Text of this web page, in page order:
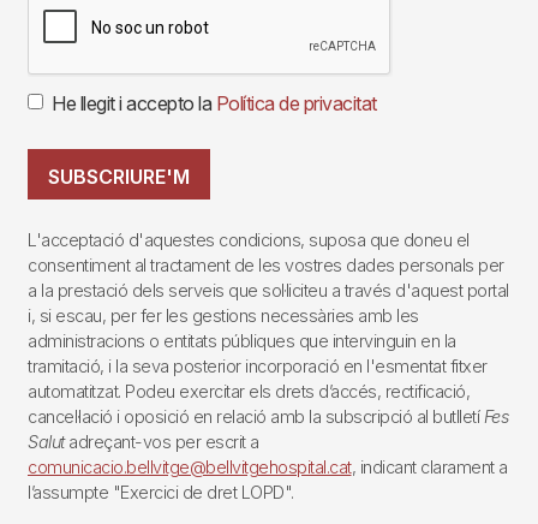
He llegit i accepto la Política de privacitat
SUBSCRIURE'M
L'acceptació d'aquestes condicions, suposa que doneu el
consentiment al tractament de les vostres dades personals per
a la prestació dels serveis que sol·liciteu a través d'aquest portal
i, si escau, per fer les gestions necessàries amb les
administracions o entitats públiques que intervinguin en la
tramitació, i la seva posterior incorporació en l'esmentat fitxer
automatitzat. Podeu exercitar els drets d’accés, rectificació,
cancel·lació i oposició en relació amb la subscripció al butlletí Fes
Salutadreçant-vos per escrit a
comunicacio.bellvitge@bellvitgehospital.cat, indicant clarament a
l’assumpte "Exercici de dret LOPD".